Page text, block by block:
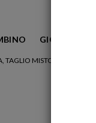
GIOIELLERIA
TAGLIO MISTO, BIANCO,